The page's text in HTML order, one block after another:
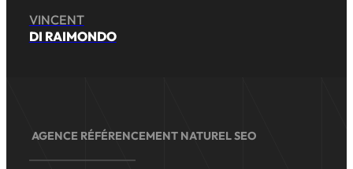
VINCENT
DI RAIMONDO
AGENCE RÉFÉRENCEMENT NATUREL SEO